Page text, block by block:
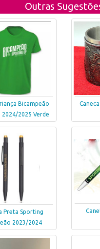
Outras
Bicampeão
2024/2025 Verde
Preta Sporting
2023/2024